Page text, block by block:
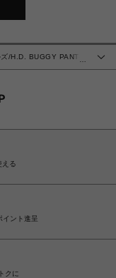
…
/H.D. BUGGY PANT-
える
イント進呈
クに